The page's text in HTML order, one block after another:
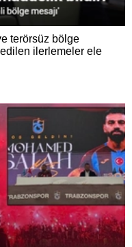
terörsüz bölge
ilerlemeler ele